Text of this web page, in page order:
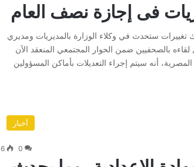
فى إجازة نصف العام
تغييرات ستحدث في وكلاء الوزارة بالمديريات ومديري
بالصحفيين ضمن الحوار المجتمعي المنعقد الآن
المصرية، أنه سيتم إجراء التعديلات بأماكن المسؤولين
أخبار
0
6